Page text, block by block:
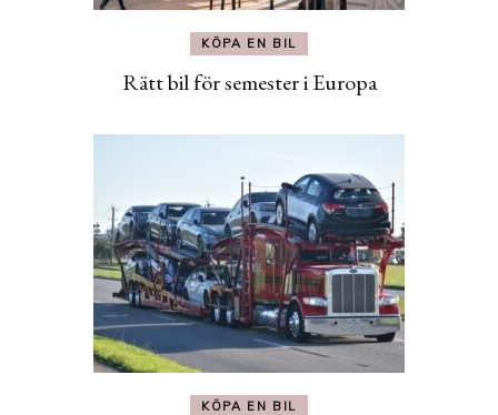
KÖPA EN BIL
Rätt bil för semester i Europa
KÖPA EN BIL